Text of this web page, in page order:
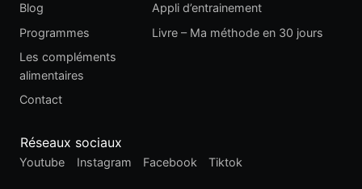
Blog
Programmes
Les compléments
alimentaires
Contact
Appli d’entrainement
Livre – Ma méthode en 30 jours
Réseaux sociaux
Youtube Instagram Facebook Tiktok